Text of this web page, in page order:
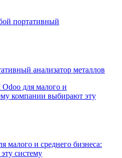
анализатор металлов
малого и среднего бизнеса:
систему